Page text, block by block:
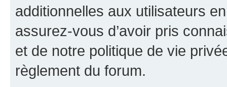
additionnelles aux utilisateurs
assurez-vous d’avoir pris
et de notre politique de vie
règlement du forum.